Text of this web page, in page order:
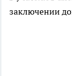
заключении